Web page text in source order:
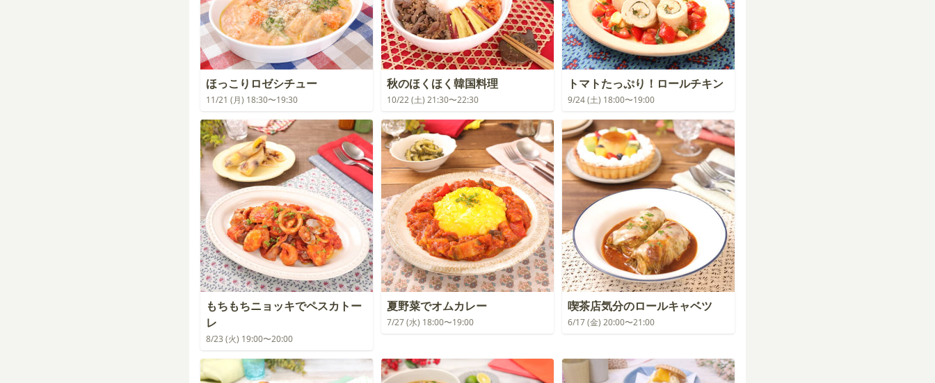
ほっこりロゼシチュー
11/21 (月) 18:30〜19:30
秋のほくほく韓国料理
10/22 (土) 21:30〜22:30
トマトたっぷり！ロールチキン
9/24 (土) 18:00〜19:00
もちもちニョッキでペスカトー
レ
8/23 (火) 19:00〜20:00
夏野菜でオムカレー
7/27 (水) 18:00〜19:00
喫茶店気分のロールキャベツ
6/17 (金) 20:00〜21:00